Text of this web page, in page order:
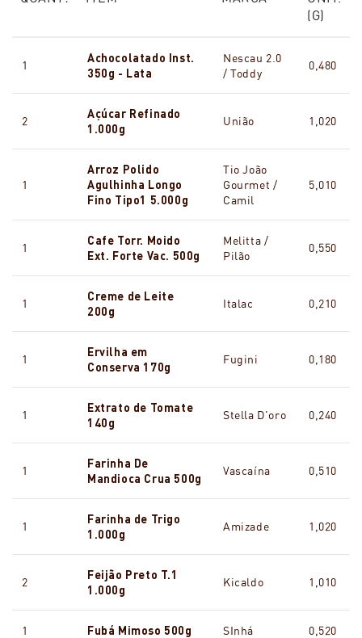
(G)
1
Achocolatado Inst.
350g - Lata
Nescau 2.0
/ Toddy
0,480
2
Açúcar Refinado
1.000g
União 1,020
1
Arroz Polido
Agulhinha Longo
Fino Tipo1 5.000g
Tio João
Gourmet /
Camil
5,010
1
Cafe Torr. Moido
Ext. Forte Vac. 500g
Melitta /
Pilão
0,550
1
Creme de Leite
200g
Italac 0,210
1
Ervilha em
Conserva 170g
Fugini 0,180
1
Extrato de Tomate
140g
Stella D'oro 0,240
1
Farinha De
Mandioca Crua 500g
Vascaína 0,510
1
Farinha de Trigo
1.000g
Amizade 1,020
2
Feijão Preto T.1
1.000g
Kicaldo 1,010
1 Fubá Mimoso 500g SInhá 0,520